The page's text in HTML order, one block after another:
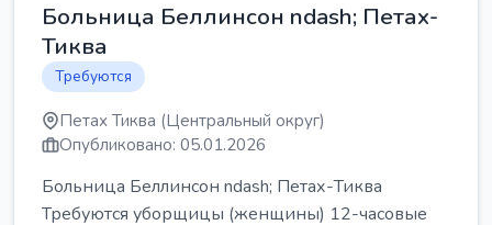
Больница Беллинсон ndash; Петах-
Тиква
Требуются
Петах Тиква (Центральный округ)
Опубликовано: 05.01.2026
Больница Беллинсон ndash; Петах-Тиква
Требуются уборщицы (женщины) 12-часовые